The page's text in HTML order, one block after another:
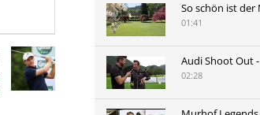
So schön ist
01:41
Audi Shoot Out
02:28